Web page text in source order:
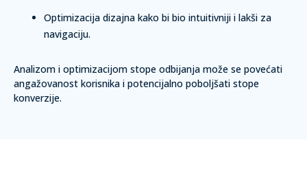
Optimizacija dizajna kako bi bio intuitivniji i lakši za
navigaciju.
Analizom i optimizacijom stope odbijanja može se povećati
angažovanost korisnika i potencijalno poboljšati stope
konverzije.